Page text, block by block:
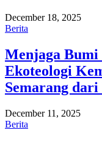
December 18, 2025
Berita
Menjaga Bumi
Ekoteologi
Semarang
December 11, 2025
Berita